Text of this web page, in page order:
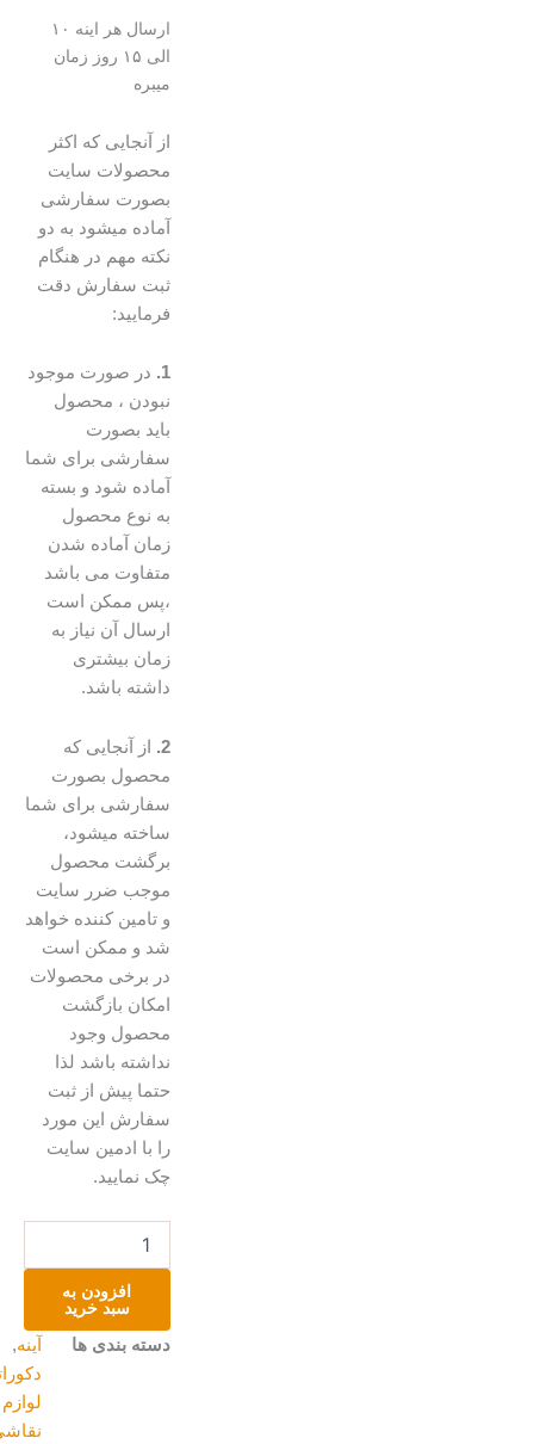
ارسال هر اینه ۱۰
الی ۱۵ روز زمان
از آنجایی که اکثر
محصولات سایت
بصورت سفارشی
آماده میشود به دو
نکته مهم در هنگام
ثبت سفارش دقت
فرمایید:
در صورت موجود
نبودن ، محصول
باید بصورت
سفارشی برای شما
آماده شود و بسته
به نوع محصول
زمان آماده شدن
متفاوت می باشد
،پس ممکن است
ارسال آن نیاز به
زمان بیشتری
داشته باشد.
از آنجایی که
محصول بصورت
سفارشی برای شما
ساخته میشود،
برگشت محصول
موجب ضرر سایت
و تامین کننده خواهد
شد و ممکن است
در برخی محصولات
امکان بازگشت
محصول وجود
نداشته باشد لذا
حتما پیش از ثبت
سفارش این مورد
را با ادمین سایت
چک نمایید.
افزودن به
سبد خرید
دسته بندی ها
آینه
دکوراتیو و
لوازم منزل,
نقاشی روی